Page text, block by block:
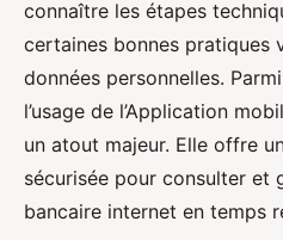
connaître les étapes
certaines bonnes pratiques
données personnelles.
l’usage de l’Application
un atout majeur. Elle offre
sécurisée pour consulter et
bancaire internet en temps